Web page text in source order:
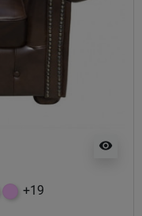
visibility
różowy
+19